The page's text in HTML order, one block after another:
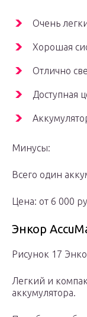
Очень
Хорошая
Отлично
Доступная
Минусы:
Всего один
Цена: от 6 000
Энкор
Рисунок 17
Легкий и
аккумулятора.